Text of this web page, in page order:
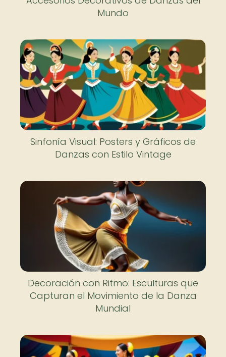
Mundo
Sinfonía Visual: Posters y Gráficos de
Danzas con Estilo Vintage
Decoración con Ritmo: Esculturas que
Capturan el Movimiento de la Danza
Mundial